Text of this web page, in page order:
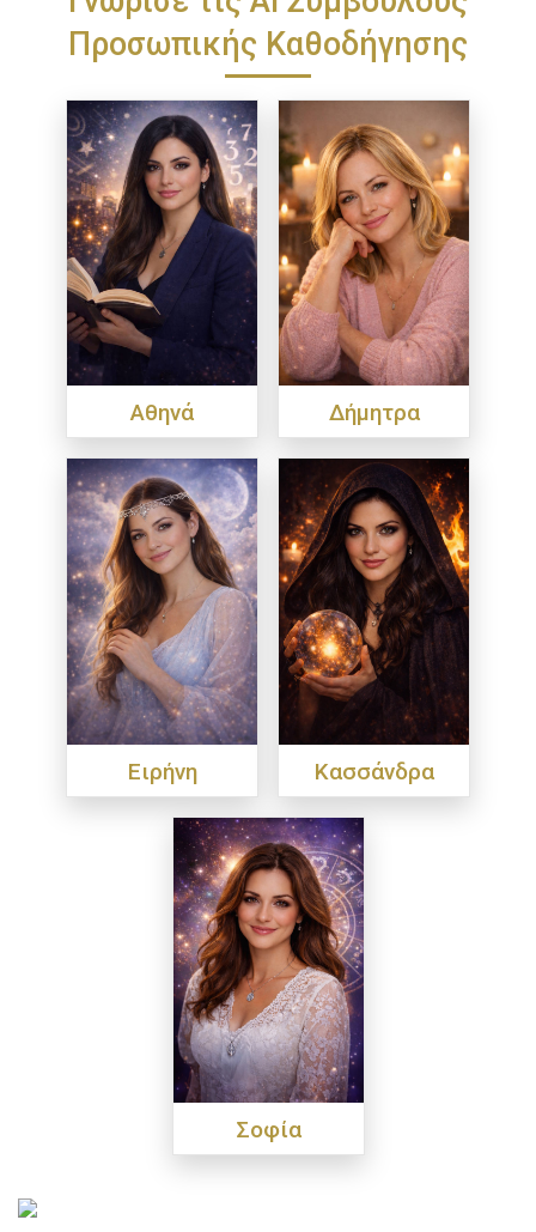
Προσωπικής Καθοδήγησης
Αθηνά Δήμητρα
Ειρήνη Κασσάνδρα
Σοφία